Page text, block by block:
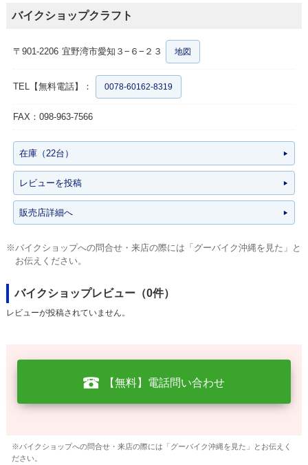
バイクショップクラフト
〒901-2206 宜野湾市愛知３−６−２３ 地図
TEL【無料電話】： 0078-60162-8319
FAX：098-963-7566
在庫（22台）
レビューを投稿
販売店詳細へ
※バイクショップへの問合せ・来店の際には「グーバイク沖縄を見た」と
お伝えください。
バイクショップレビュー（0件）
レビューが投稿されていません。
【無料】電話問い合わせ
※バイクショップへの問合せ・来店の際には「グーバイク沖縄を見た」とお伝えく
ださい。